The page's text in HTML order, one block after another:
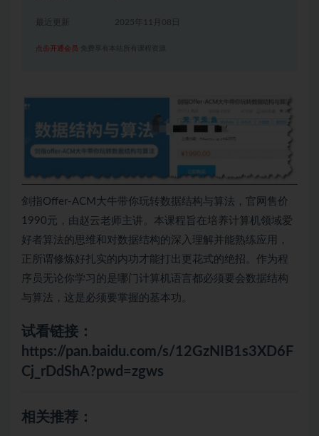
2025年11月08日
点击开通会员 免费享有本站所有课程资源
剑指Offer-ACM大牛带你玩转数据结构与算法，官网售价
1990元，由赵云老师主讲。本课程旨在培养计算机领域爱
好者算法的思维和对数据结构的深入理解并能熟练应用，
正所谓修炼好扎实的内功才能打出更花式的绝招。作为程
序员无论你学习的是哪门计算机语言都必须要会数据结构
与算法，这是必须要掌握的基本功。
试看链接：
https://pan.baidu.com/s/12GzNIB1s3XD6F
Cj_rDdShA?pwd=zgws
相关推荐：